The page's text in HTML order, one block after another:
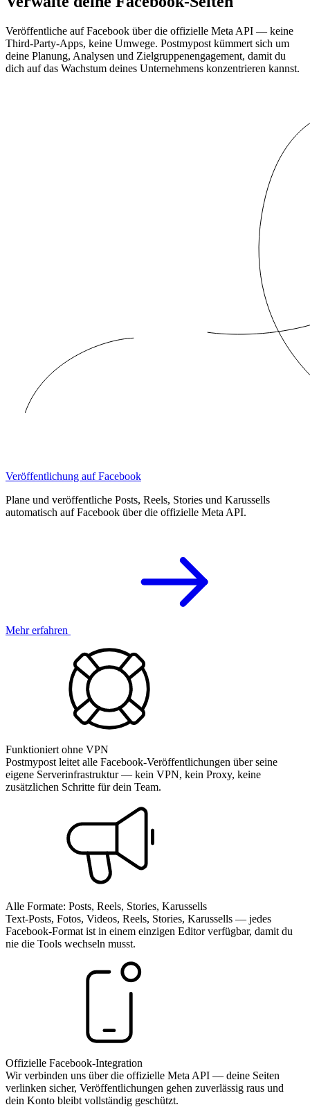
Veröffentliche auf Facebook über die offizielle Meta API — keine
Third-Party-Apps, keine Umwege. Postmypost kümmert sich um
deine Planung, Analysen und Zielgruppenengagement, damit du
dich auf das Wachstum deines Unternehmens konzentrieren kannst.
Veröffentlichung auf Facebook
Plane und veröffentliche Posts, Reels, Stories und Karussells
automatisch auf Facebook über die offizielle Meta API.
Mehr erfahren
Funktioniert ohne VPN
Postmypost leitet alle Facebook-Veröffentlichungen über seine
eigene Serverinfrastruktur — kein VPN, kein Proxy, keine
zusätzlichen Schritte für dein Team.
Alle Formate: Posts, Reels, Stories, Karussells
Text-Posts, Fotos, Videos, Reels, Stories, Karussells — jedes
Facebook-Format ist in einem einzigen Editor verfügbar, damit du
nie die Tools wechseln musst.
Offizielle Facebook-Integration
Wir verbinden uns über die offizielle Meta API — deine Seiten
verlinken sicher, Veröffentlichungen gehen zuverlässig raus und
dein Konto bleibt vollständig geschützt.